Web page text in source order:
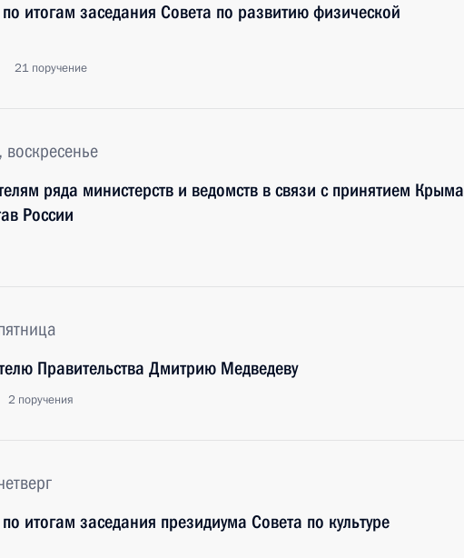
итогам заседания Совета по развитию физической
21 поручение
ряда министерств и ведомств в связи с принятием Крыма
России
Правительства Дмитрию Медведеву
2 поручения
итогам заседания президиума Совета по культуре